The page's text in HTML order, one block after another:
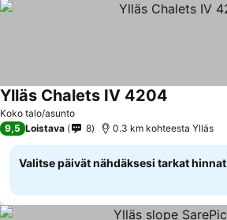
Koko talo/asunto
Ylläs Chalets IV 4204
9,5 Loistava 8 0.3 km kohteesta Ylläs
Valitse päivät nähdäksesi tarkat hinnat